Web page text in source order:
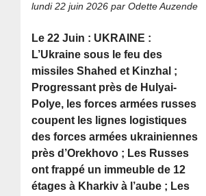
lundi 22 juin 2026 par Odette Auzende
Le 22 Juin : UKRAINE :
L’Ukraine sous le feu des
missiles Shahed et Kinzhal ;
Progressant près de Hulyai-
Polye, les forces armées russes
coupent les lignes logistiques
des forces armées ukrainiennes
près d’Orekhovo ; Les Russes
ont frappé un immeuble de 12
étages à Kharkiv à l’aube ; Les